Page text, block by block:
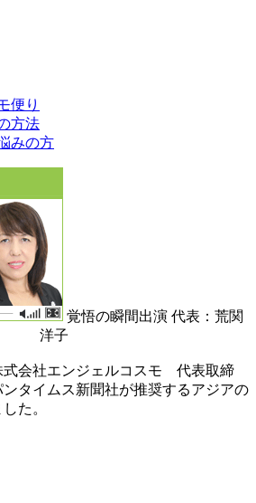
便り
方法
みの方
覚悟の瞬間出演 代表：荒関
洋子
式会社エンジェルコスモ 代表取締
タイムス新聞社が推奨するアジアの
た。